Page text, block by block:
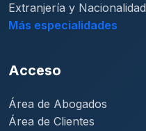
Extranjería y Nacionalidad
Más especialidades
Acceso
Área de Abogados
Área de Clientes